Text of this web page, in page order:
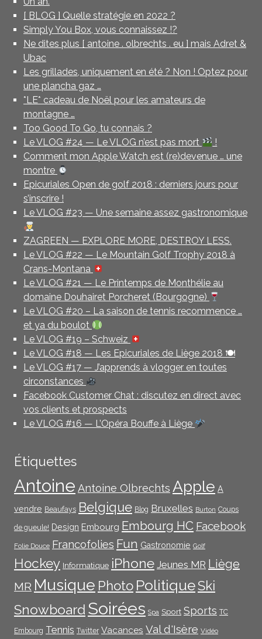
[ BLOG ] Quelle stratégie en 2022 ?
Simply You Box, vous connaissez !?
Ne dites plus [ antoine . olbrechts . eu ] mais Adret &
Ubac
Les grillades, uniquement en été ? Non ! Optez pour
une plancha gaz …
*LE* cadeau de Noël pour les amateurs de
montagne …
Too Good To Go, tu connais ?
Le VLOG #24 — Le VLOG n’est pas mort
!
Comment mon Apple Watch est (re)devenue … une
montre
Epicuriales Open de golf 2018 : derniers jours pour
s’inscrire !
Le VLOG #23 — Une semaine assez gastronomique
ZAGREEN — EXPLORE MORE, DESTROY LESS.
Le VLOG #22 — Le Mountain Golf Trophy 2018 à
Crans-Montana
Le VLOG #21 — Le Printemps de Monthélie au
domaine Douhairet Porcheret (Bourgogne)
Le VLOG #20 – La saison de tennis recommence …
et ya du boulot
Le VLOG #19 – Schweiz
Le VLOG #18 — Les Epicuriales de Liège 2018 🍽
Le VLOG #17 — J’apprends à vlogger en toutes
circonstances
Facebook Customer Chat : discutez en direct avec
vos clients et prospects
Le VLOG #16 — L’Opéra Bouffe à Liège
Étiquettes
Antoine Antoine Olbrechts Apple A
vendre Beaufays Belgique Blog Bruxelles Burton Coups
de gueule! Design Embourg Embourg HC Facebook
Folie Douce Francofolies Fun Gastronomie Golf
Hockey Informatique iPhone Jeunes MR Liège
MR Musique Photo PolitiqueSki
Snowboard Soirées Spa Sport Sports TC
Embourg Tennis Twitter Vacances Val d'Isère Vidéo